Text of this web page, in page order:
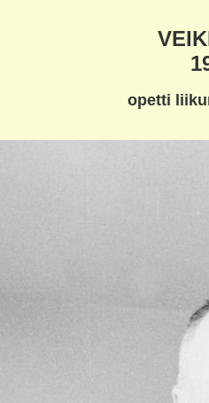
opetti